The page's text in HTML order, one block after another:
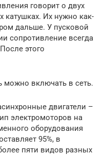
говорит о двух
катушках. Их нужно как-
дальше. У пусковой
сопротивление всегда
этого
можно включать в сеть.
двигатели –
электромоторов на
оборудования
95%, в
пяти видов разных